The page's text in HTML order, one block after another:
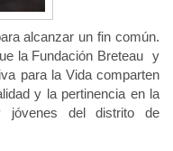
alcanzar un fin común.
la Fundación Breteau y
para la Vida comparten
y la pertinencia en la
jóvenes del distrito de